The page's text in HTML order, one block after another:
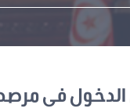
في مرصد